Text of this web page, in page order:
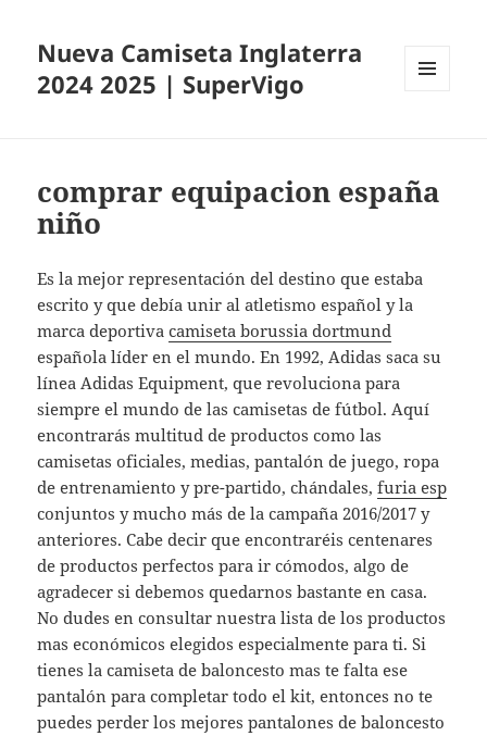
Nueva Camiseta Inglaterra
2024 2025 | SuperVigo
comprar equipacion españa
niño
Es la mejor representación del destino que estaba
escrito y que debía unir al atletismo español y la
marca deportivacamiseta borussia dortmund
española líder en el mundo. En 1992, Adidas saca su
línea Adidas Equipment, que revoluciona para
siempre el mundo de las camisetas de fútbol. Aquí
encontrarás multitud de productos como las
camisetas oficiales, medias, pantalón de juego, ropa
de entrenamiento y pre-partido, chándales,furia esp
conjuntos y mucho más de la campaña 2016/2017 y
anteriores. Cabe decir que encontraréis centenares
de productos perfectos para ir cómodos, algo de
agradecer si debemos quedarnos bastante en casa.
No dudes en consultar nuestra lista de los productos
mas económicos elegidos especialmente para ti. Si
tienes la camiseta de baloncesto mas te falta ese
pantalón para completar todo el kit, entonces no te
puedes perder los mejores pantalones de baloncesto